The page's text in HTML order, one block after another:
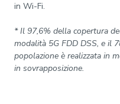
in Wi-Fi.
* Il 97,6% della copertura
modalità 5G FDD DSS, e il
popolazione è realizzata in
in sovrapposizione.